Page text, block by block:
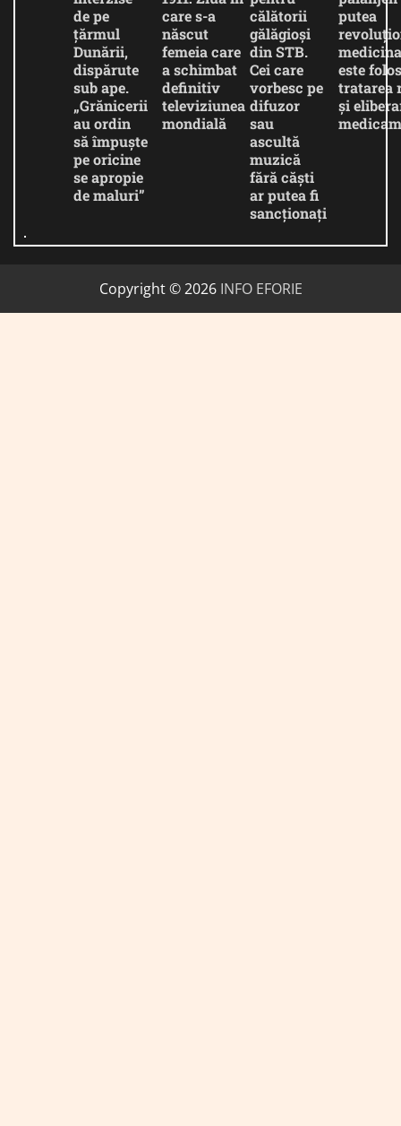
de pe
țărmul
Dunării,
dispărute
sub ape.
„Grănicerii
au ordin
să împuște
pe oricine
se apropie
de maluri”
care s-a
născut
femeia care
a schimbat
definitiv
televiziunea
mondială
călătorii
gălăgioși
din STB.
Cei care
vorbesc pe
difuzor
sau
ascultă
muzică
fără căști
ar putea fi
sancționați
putea
este
tratarea
și
Copyright © 2026 INFO EFORIE